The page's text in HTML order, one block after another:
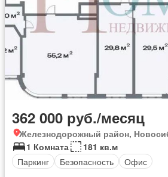
362 000 руб./месяц
Железнодорожный район,
1 Комната
181 кв.м
Паркинг
Безопасность Офис